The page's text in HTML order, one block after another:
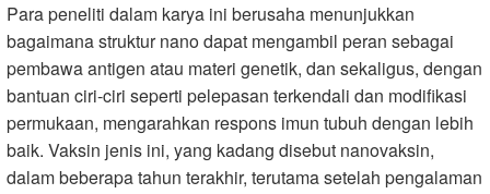
Para peneliti dalam karya ini berusaha menunjukkan
bagaimana struktur nano dapat mengambil peran sebagai
pembawa antigen atau materi genetik, dan sekaligus, dengan
bantuan ciri-ciri seperti pelepasan terkendali dan modifikasi
permukaan, mengarahkan respons imun tubuh dengan lebih
baik. Vaksin jenis ini, yang kadang disebut nanovaksin,
dalam beberapa tahun terakhir, terutama setelah pengalaman